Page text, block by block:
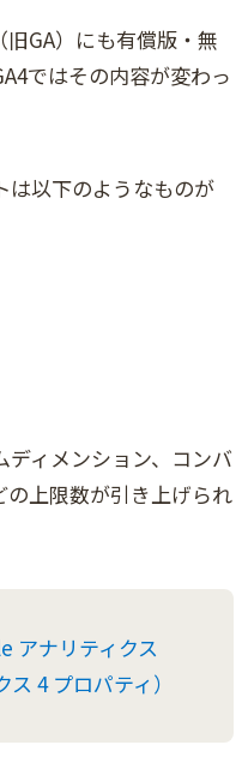
GA）にも有償版・無
ではその内容が変わっ
は以下のようなものが
ィメンション、コンバ
上限数が引き上げられ
アナリティクス
4 プロパティ）